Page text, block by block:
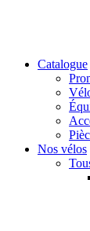
Catalogue
Nos vélos